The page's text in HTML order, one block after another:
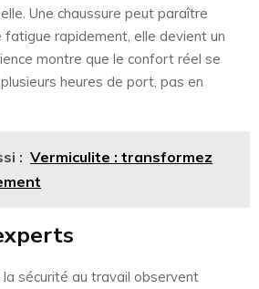
Une chaussure peut paraître
rapidement, elle devient un
montre que le confort réel se
heures de port, pas en
: Vermiculite : transformez
sécurité au travail observent